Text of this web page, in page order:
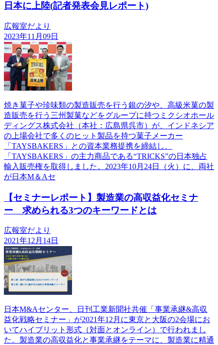
日本に上陸(記者発表会見レポート)
広報室だより
2023年11月09日
焼き菓子や珍味類の製造販売を行う銀の汐や、高級米菓の製
造販売を行う三州製菓などをグループに持つミクシオホール
ディングス株式会社（本社：広島県呉市）が、インドネシア
の上場会社で多くのヒット製品を持つ菓子メーカー
「TAYSBAKERS」との資本業務提携を締結し、
「TAYSBAKERS」の主力商品である“TRICKS”の日本独占
輸入販売権を取得しました。2023年10月24日（火）に、両社
が日本M＆Aセ
【セミナーレポート】製造業の高収益化セミナ
ー 求められる3つのキーワードとは
広報室だより
2021年12月14日
日本M&Aセンター、日刊工業新聞社共催「事業承継&高収
益化戦略セミナー」が2021年12月に東京と大阪の2会場にお
いてハイブリット形式（対面とオンライン）で行われまし
た。製造業の高収益化と事業承継をテーマに、製造業に精通